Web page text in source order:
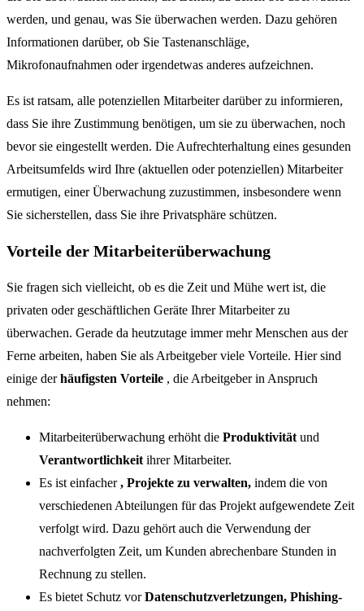
werden, und genau, was Sie überwachen werden. Dazu gehören
Informationen darüber, ob Sie Tastenanschläge,
Mikrofonaufnahmen oder irgendetwas anderes aufzeichnen.
Es ist ratsam, alle potenziellen Mitarbeiter darüber zu informieren,
dass Sie ihre Zustimmung benötigen, um sie zu überwachen, noch
bevor sie eingestellt werden. Die Aufrechterhaltung eines gesunden
Arbeitsumfelds wird Ihre (aktuellen oder potenziellen) Mitarbeiter
ermutigen, einer Überwachung zuzustimmen, insbesondere wenn
Sie sicherstellen, dass Sie ihre Privatsphäre schützen.
Vorteile der Mitarbeiterüberwachung
Sie fragen sich vielleicht, ob es die Zeit und Mühe wert ist, die
privaten oder geschäftlichen Geräte Ihrer Mitarbeiter zu
überwachen. Gerade da heutzutage immer mehr Menschen aus der
Ferne arbeiten, haben Sie als Arbeitgeber viele Vorteile. Hier sind
einige derhäufigsten Vorteile , die Arbeitgeber in Anspruch
nehmen:
Mitarbeiterüberwachung erhöht die Produktivität und
Verantwortlichkeit ihrer Mitarbeiter.
Es ist einfacher, Projekte zu verwalten, indem die von
verschiedenen Abteilungen für das Projekt aufgewendete Zeit
verfolgt wird. Dazu gehört auch die Verwendung der
nachverfolgten Zeit, um Kunden abrechenbare Stunden in
Rechnung zu stellen.
Es bietet Schutz vorDatenschutzverletzungen, Phishing-